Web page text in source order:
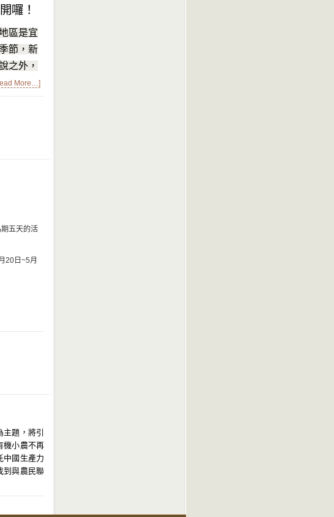
囉！
區是宜
節，新
之外，
More…]
五天的活
20日~5月
題，將引
機小農不再
中國生產力
到與農民聯